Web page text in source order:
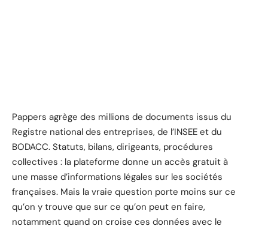
Pappers agrège des millions de documents issus du
Registre national des entreprises, de l’INSEE et du
BODACC. Statuts, bilans, dirigeants, procédures
collectives : la plateforme donne un accès gratuit à
une masse d’informations légales sur les sociétés
françaises. Mais la vraie question porte moins sur ce
qu’on y trouve que sur ce qu’on peut en faire,
notamment quand on croise ces données avec le